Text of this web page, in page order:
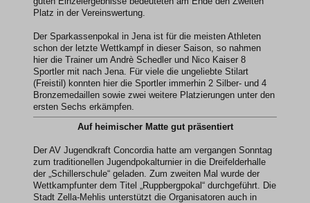
Platz in der Vereinswertung.
Der Sparkassenpokal in Jena ist für die meisten Athleten
schon der letzte Wettkampf in dieser Saison, so nahmen
hier die Trainer um Andrè Schedler und Nico Kaiser 8
Sportler mit nach Jena. Für viele die ungeliebte Stilart
(Freistil) konnten hier die Sportler immerhin 2 Silber- und 4
Bronzemedaillen sowie zwei weitere Platzierungen unter den
ersten Sechs erkämpfen.
Auf heimischer Matte gut präsentiert
Der AV Jugendkraft Concordia hatte am vergangen Sonntag
zum traditionellen Jugendpokalturnier in die Dreifelderhalle
der „Schillerschule“ geladen. Zum zweiten Mal wurde der
Wettkampfunter dem Titel „Ruppbergpokal“ durchgeführt. Die
Stadt Zella-Mehlis unterstützt die Organisatoren auch in